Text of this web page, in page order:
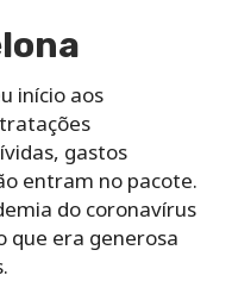
início aos
gastos
entram no pacote.
do coronavírus
que era generosa